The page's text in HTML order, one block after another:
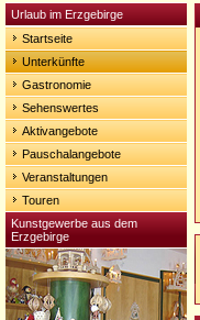
Urlaub im Erzgebirge
Startseite
Unterkünfte
Gastronomie
Sehenswertes
Aktivangebote
Pauschalangebote
Veranstaltungen
Touren
Kunstgewerbe aus dem
Erzgebirge